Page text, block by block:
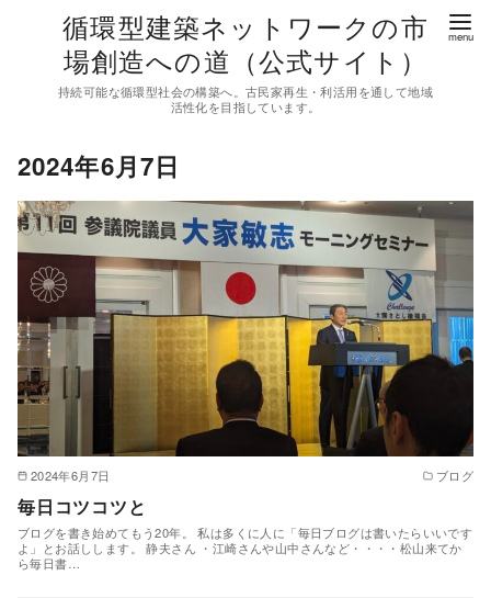
循環型建築ネットワークの市
場創造への道（公式サイト）
持続可能な循環型社会の構築へ。古民家再生・利活用を通して地域
活性化を目指しています。
2024年6月7日
2024年6月7日 ブログ
毎日コツコツと
ブログを書き始めてもう20年。 私は多くに人に「毎日ブログは書いたらいいです
よ」とお話しします。 静夫さん ・江崎さんや山中さんなど・・・・松山来てか
ら毎日書…